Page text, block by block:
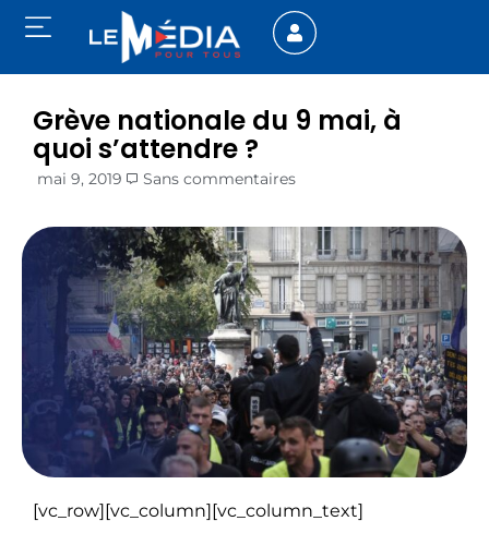
Grève nationale du 9 mai, à
quoi s’attendre ?
mai 9, 2019 Sans commentaires
[vc_row][vc_column][vc_column_text]